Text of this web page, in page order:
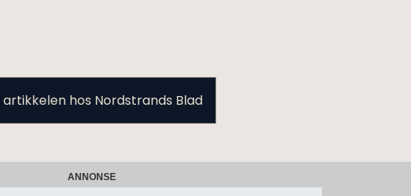
artikkelen hos Nordstrands Blad
ANNONSE